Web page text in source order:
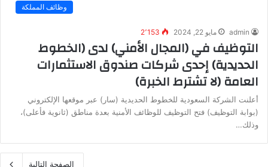
وظائف المملكة
admin مايو 22, 2024 2٬153
التوظيف في (المجال الأمني) لدى (الخطوط
الحديدية) إحدى شركات صندوق الاستثمارات
العامة (لا تشترط الخبرة)
أعلنت الشركة السعودية للخطوط الحديدية (سار) عبر موقعها الإلكتروني
(بوابة التوظيف) فتح التوظيف للوظائف الأمنية بعدة مناطق (ثانوية فأعلى)،
وذلك…
الصفحة التالية